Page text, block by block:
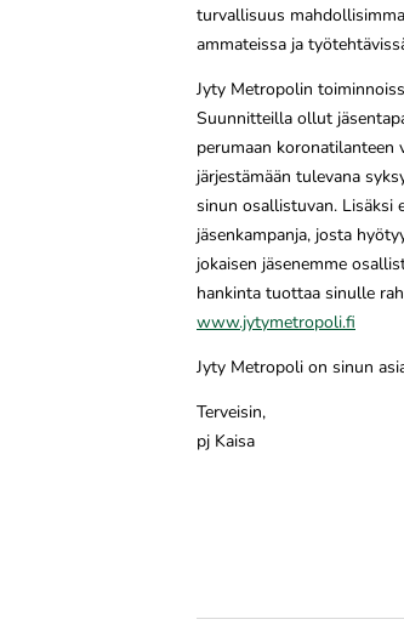
turvallisuus
ammateissa ja
Jyty Metropolin
Suunnitteilla ollut
perumaan
järjestämään tulevana
sinun osallistuvan. Lisäksi
jäsenkampanja, josta
jokaisen jäsenemme
hankinta tuottaa sinulle
www.jytymetropoli.fi
Jyty Metropoli on sinun
Terveisin,
pj Kaisa